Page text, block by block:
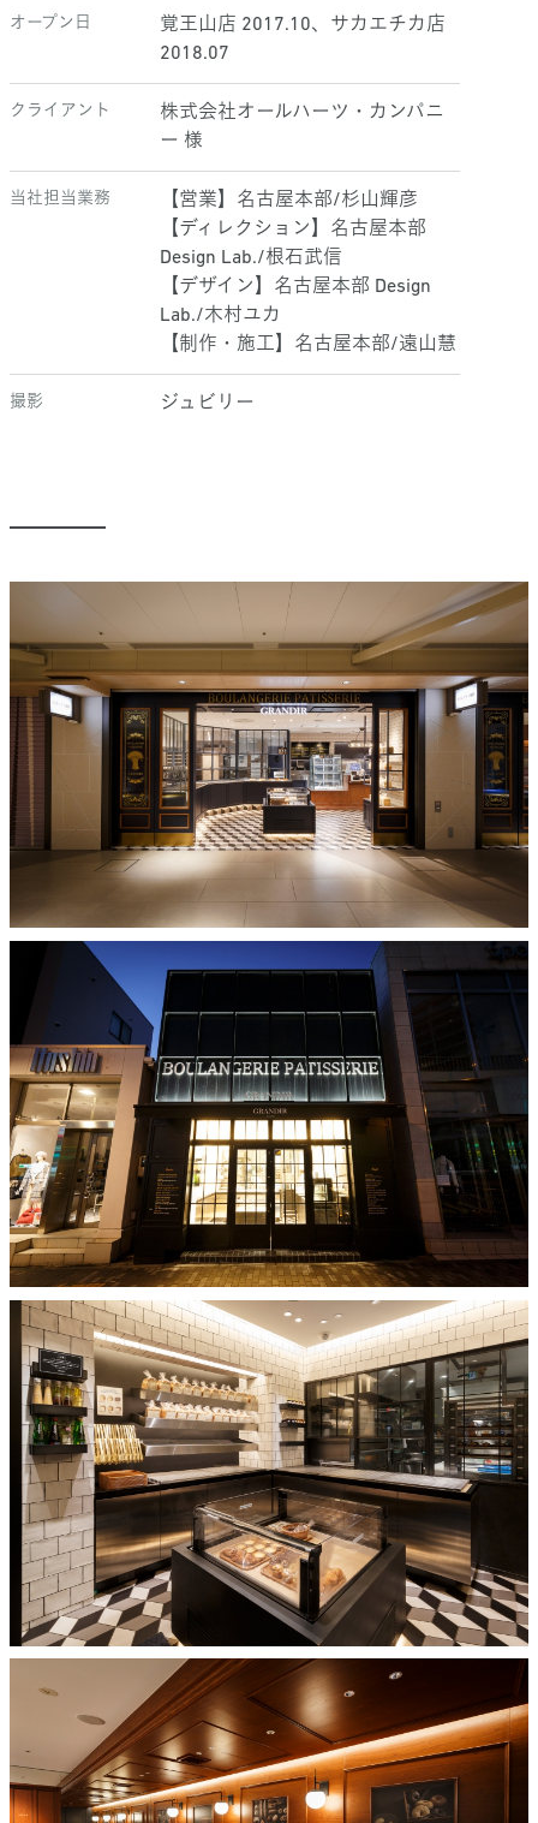
オープン日
覚王山店 2017.10、サカエチカ店
2018.07
クライアント
株式会社オールハーツ・カンパニ
ー 様
当社担当業務
【営業】名古屋本部/杉山輝彦
【ディレクション】名古屋本部
Design Lab./根石武信
【デザイン】名古屋本部 Design
Lab./木村ユカ
【制作・施工】名古屋本部/遠山慧
撮影 ジュビリー